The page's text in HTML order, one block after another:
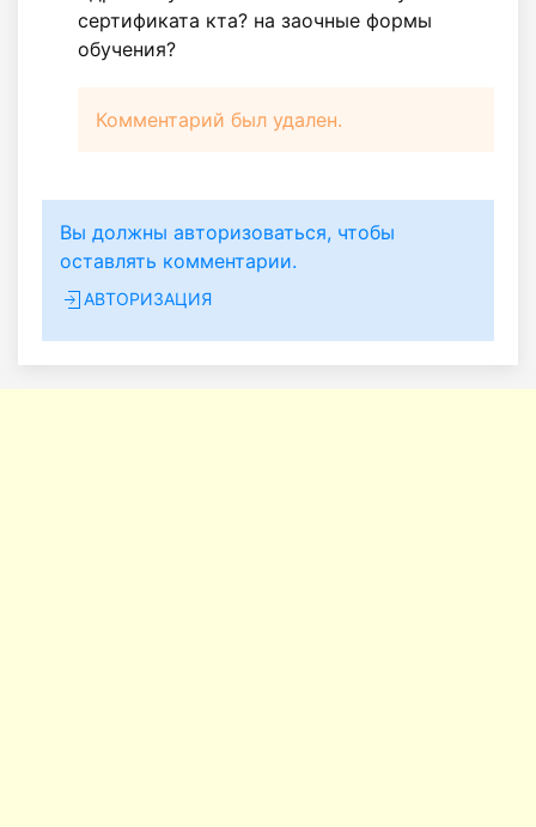
сертификата кта? на заочные формы
обучения?
Комментарий был удален.
Вы должны авторизоваться, чтобы
оставлять комментарии.
АВТОРИЗАЦИЯ